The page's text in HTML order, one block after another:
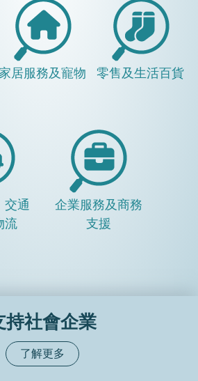
家居服務及寵物 零售及生活百貨
交通
流
企業服務及商務
支援
持社會企業
了解更多